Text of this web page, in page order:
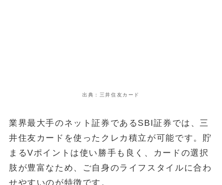
出典：三井住友カード
業界最大手のネット証券であるSBI証券では、三
井住友カードを使ったクレカ積立が可能です。貯
まるVポイントは使い勝手も良く、カードの選択
肢が豊富なため、ご自身のライフスタイルに合わ
せやすいのが特徴です。